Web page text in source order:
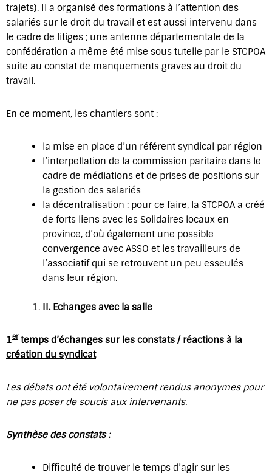
trajets). Il a organisé des formations à l’attention des
salariés sur le droit du travail et est aussi intervenu dans
le cadre de litiges ; une antenne départementale de la
confédération a même été mise sous tutelle par le STCPOA
suite au constat de manquements graves au droit du
travail.
En ce moment, les chantiers sont :
la mise en place d’un référent syndical par région
l’interpellation de la commission paritaire dans le
cadre de médiations et de prises de positions sur
la gestion des salariés
la décentralisation : pour ce faire, la STCPOA a créé
de forts liens avec les Solidaires locaux en
province, d’où également une possible
convergence avec ASSO et les travailleurs de
l’associatif qui se retrouvent un peu esseulés
dans leur région.
II. Echanges avec la salle
1er temps d’échanges sur les constats / réactions à la
création du syndicat
Les débats ont été volontairement rendus anonymes pour
ne pas poser de soucis aux intervenants.
Synthèse des constats :
Difficulté de trouver le temps d’agir sur les